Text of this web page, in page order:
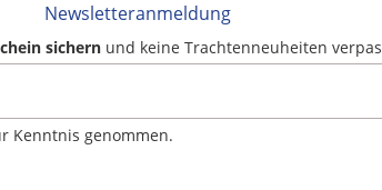
Newsletteranmeldung
sichern und keine Trachtenneuheiten
Kenntnis genommen.